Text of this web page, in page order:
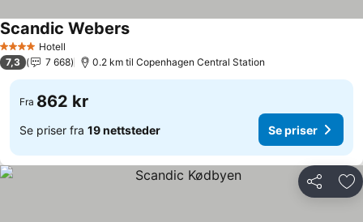
4 StjernerHotell
Scandic Webers
7,3 7 668 0.2 km til Copenhagen Central Station
Fra 862 kr
Se priser fra 19 nettsteder Se priser
Del